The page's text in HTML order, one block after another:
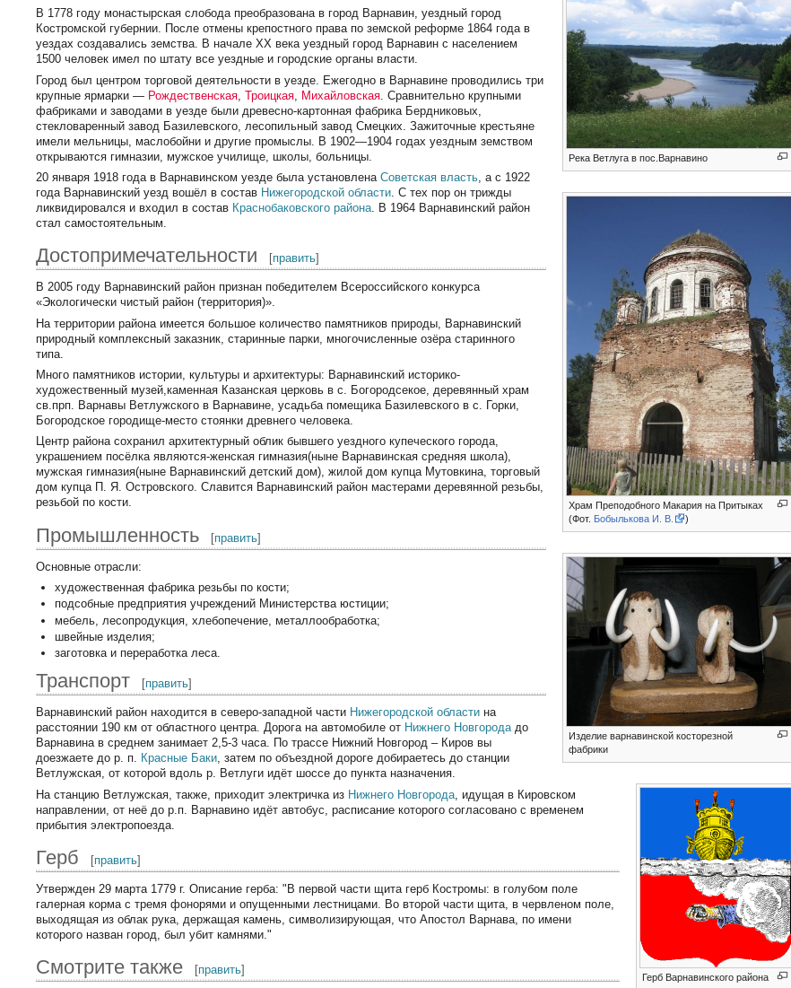
Река Ветлуга в пос.Варнавино
Храм Преподобного Макария на Притыках
(Фот. Бобылькова И. В. )
Изделие варнавинской косторезной
фабрики
Герб Варнавинского района
В 1778 году монастырская слобода преобразована в город Варнавин, уездный город
Костромской губернии. После отмены крепостного права по земской реформе 1864 года в
уездах создавались земства. В начале XX века уездный город Варнавин с населением
1500 человек имел по штату все уездные и городские органы власти.
Город был центром торговой деятельности в уезде. Ежегодно в Варнавине проводились три
крупные ярмарки — Рождественская ,Троицкая Михайловская . Сравнительно крупными
фабриками и заводами в уезде были древесно-картонная фабрика Бердниковых,
стекловаренный завод Базилевского, лесопильный завод Смецких. Зажиточные крестьяне
имели мельницы, маслобойни и другие промыслы. В 1902—1904 годах уездным земством
открываются гимназии, мужское училище, школы, больницы.
20 января 1918 года в Варнавинском уезде была установленаСоветская власть , а с 1922
года Варнавинский уезд вошёл в состав Нижегородской области . С тех пор он трижды
ликвидировался и входил в состав Краснобаковского района . В 1964 Варнавинский район
стал самостоятельным.
Достопримечательности [править]
В 2005 году Варнавинский район признан победителем Всероссийского конкурса
«Экологически чистый район (территория)».
На территории района имеется большое количество памятников природы, Варнавинский
природный комплексный заказник, старинные парки, многочисленные озёра старинного
типа.
Много памятников истории, культуры и архитектуры: Варнавинский историко-
художественный музей,каменная Казанская церковь в с. Богородсекое, деревянный храм
св.прп. Варнавы Ветлужского в Варнавине, усадьба помещика Базилевского в с. Горки,
Богородское городище-место стоянки древнего человека.
Центр района сохранил архитектурный облик бывшего уездного купеческого города,
украшением посёлка являются-женская гимназия(ныне Варнавинская средняя школа),
мужская гимназия(ныне Варнавинский детский дом), жилой дом купца Мутовкина, торговый
дом купца П. Я. Островского. Славится Варнавинский район мастерами деревянной резьбы,
резьбой по кости.
Промышленность [править]
Основные отрасли:
художественная фабрика резьбы по кости;
подсобные предприятия учреждений Министерства юстиции;
мебель, лесопродукция, хлебопечение, металлообработка;
швейные изделия;
заготовка и переработка леса.
Транспорт [править]
Варнавинский район находится в северо-западной части Нижегородской области на
расстоянии 190 км от областного центра. Дорога на автомобиле от Нижнего Новгородадо
Варнавина в среднем занимает 2,5-3 часа. По трассе Нижний Новгород – Киров вы
доезжаете до р. п. Красные Баки, затем по объездной дороге добираетесь до станции
Ветлужская, от которой вдоль р. Ветлуги идёт шоссе до пункта назначения.
На станцию Ветлужская, также, приходит электричка из Нижнего Новгорода , идущая в Кировском
направлении, от неё до р.п. Варнавино идёт автобус, расписание которого согласовано с временем
прибытия электропоезда.
Герб [править]
Утвержден 29 марта 1779 г. Описание герба: "В первой части щита герб Костромы: в голубом поле
галерная корма с тремя фонорями и опущенными лестницами. Во второй части щита, в червленом поле,
выходящая из облак рука, держащая камень, символизирующая, что Апостол Варнава, по имени
которого назван город, был убит камнями."
Смотрите также [править]